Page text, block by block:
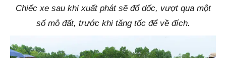
Chiếc xe sau khi xuất phát sẽ đổ dốc, vượt qua một
số mô đất, trước khi tăng tốc để về đích.